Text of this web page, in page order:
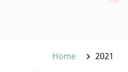
Home 2021